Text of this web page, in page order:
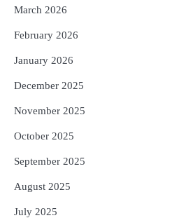
5
March 2026
February 2026
January 2026
December 2025
November 2025
October 2025
September 2025
August 2025
July 2025